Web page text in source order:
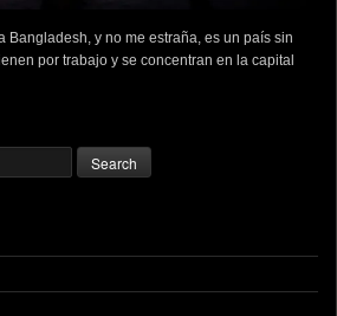
Bangladesh, y no me estraña, es un país sin
por trabajo y se concentran en la capital